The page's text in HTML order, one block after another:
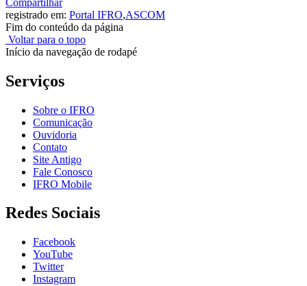
registrado em: Portal IFRO,ASCOM
Fim do conteúdo da página
Voltar para o topo
Início da navegação de rodapé
Serviços
Sobre o IFRO
Comunicação
Ouvidoria
Contato
Site Antigo
Fale Conosco
IFRO Mobile
Redes Sociais
Facebook
YouTube
Twitter
Instagram